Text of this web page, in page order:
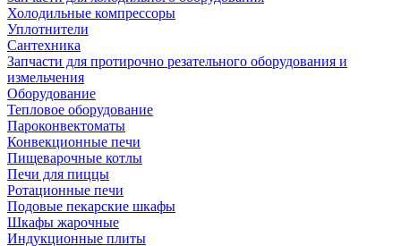
Холодильные компрессоры
Уплотнители
Сантехника
Запчасти для протирочно резательного оборудования и
измельчения
Оборудование
Тепловое оборудование
Пароконвектоматы
Конвекционные печи
Пищеварочные котлы
Печи для пиццы
Ротационные печи
Подовые пекарские шкафы
Шкафы жарочные
Индукционные плиты